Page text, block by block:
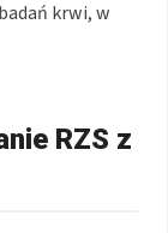
krwi, w
RZS z